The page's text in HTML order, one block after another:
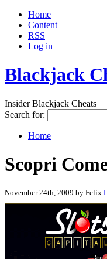
Home
Content
RSS
Log in
Blackjack
Insider Blackjack Cheats
Search for:
Home
Scopri
November 24th, 2009 by Felix